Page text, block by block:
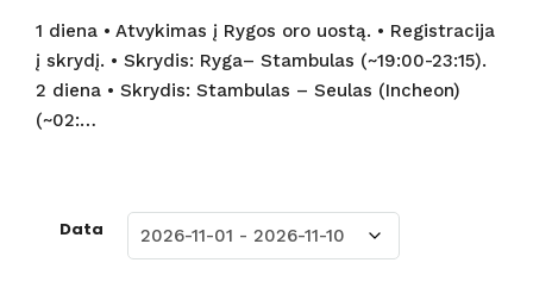
1 diena • Atvykimas į Rygos oro uostą. • Registracija
į skrydį. • Skrydis: Ryga– Stambulas (~19:00-23:15).
2 diena • Skrydis: Stambulas – Seulas (Incheon)
(~02:…
Data